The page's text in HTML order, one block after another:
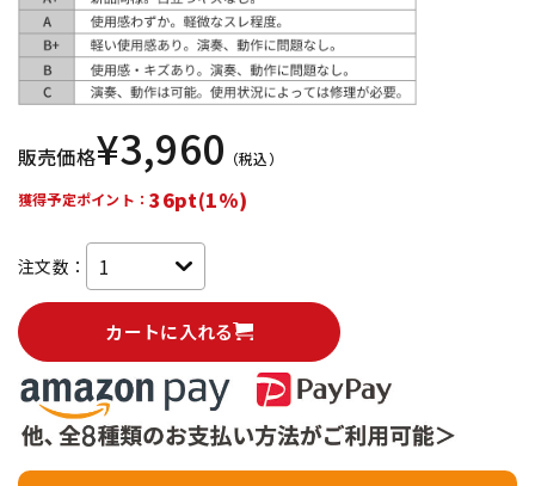
販売価格¥3,960 （税込）
獲得予定ポイント：36pt(1%)
注文数：
カートに入れる